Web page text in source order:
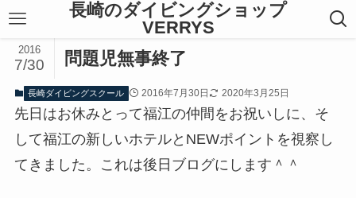
長崎のダイビングショップ
VERRYS
問題児無事終了
2016
7/30
長崎ダイビングスクール 2016年7月30日 2020年3月25日
先日はお休みとって福江の仲間をお祝いしに、そ
して福江の新しいホテルとNEWポイントを視察し
てきました。これは後日ブログにします＾＾